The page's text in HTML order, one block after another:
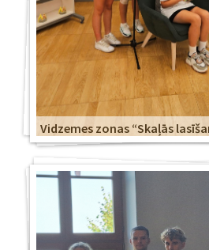
Vidzemes zonas “Skaļās